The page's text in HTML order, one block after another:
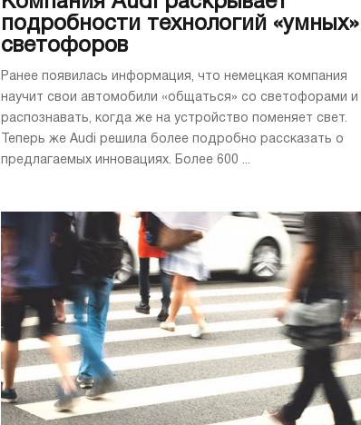
подробности технологий «умных»
светофоров
Ранее появилась информация, что немецкая компания
научит свои автомобили «общаться» со светофорами и
распознавать, когда же на устройство поменяет свет.
Теперь же Audi решила более подробно рассказать о
предлагаемых инновациях. Более 600 ...